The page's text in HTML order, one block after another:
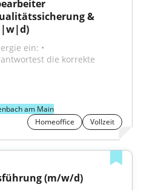
&
ein: •
am Main
Homeoffice
Vollzeit
(m/w/d)